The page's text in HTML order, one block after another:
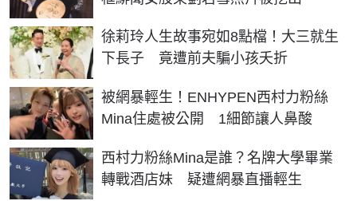
徐莉玲人生故事宛如8點檔！大三就生
下長子 竟遭前夫騙小孩夭折
被網暴輕生！ENHYPEN西村力粉絲
Mina住處被公開 1細節讓人鼻酸
西村力粉絲Mina是誰？名牌大學畢業
轉戰酒店妹 疑遭網暴直播輕生